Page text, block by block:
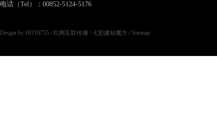
电话（Tel）：00852-5124-5176
Desgin by HOT0755 / 红网互联传播 / 七彩建站魔方 / Sitemap